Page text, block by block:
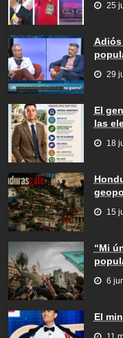
25
Adiós
29
El
las
18
15
“Mi
6
El